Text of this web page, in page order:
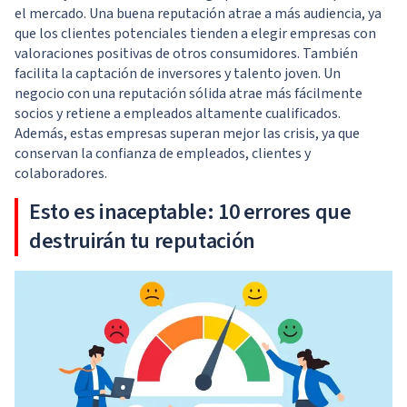
el mercado. Una buena reputación atrae a más audiencia, ya
que los clientes potenciales tienden a elegir empresas con
valoraciones positivas de otros consumidores. También
facilita la captación de inversores y talento joven. Un
negocio con una reputación sólida atrae más fácilmente
socios y retiene a empleados altamente cualificados.
Además, estas empresas superan mejor las crisis, ya que
conservan la confianza de empleados, clientes y
colaboradores.
Esto es inaceptable: 10 errores que
destruirán tu reputación